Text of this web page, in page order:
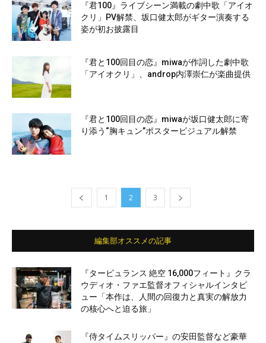
『君100』ライブシーン満載の劇中歌「アイオ
クリ」PV解禁、坂口健太郎がギター演奏する
姿が初お披露目
『君と100回目の恋』miwaが作詞した劇中歌
「アイオクリ」、androp内澤崇仁が楽曲提供
『君と100回目の恋』miwaが坂口健太郎に寄
り添う“胸キュン”ポスタービジュアル解禁
1 2 3
編集部オススメの記事
『タービュランス 絶空 16,000フィート』クラ
ウディオ・ファエ監督オフィシャルインタビ
ュー「本作は、人間の回復力と真実の解放力
の核心へと迫る旅」
『侍タイムスリッパー』の安田監督など豪華